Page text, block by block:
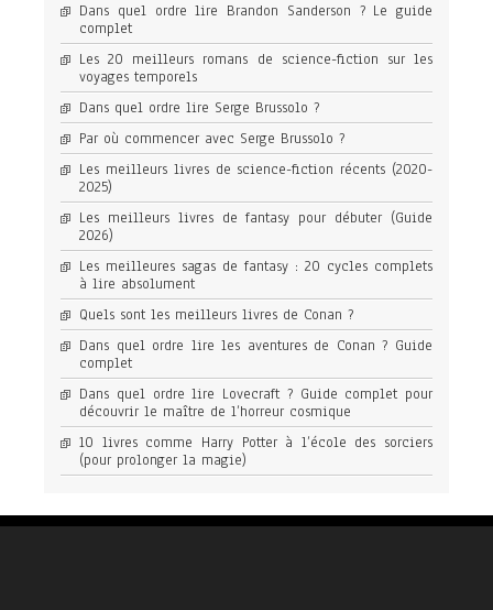
Dans quel ordre lire Brandon Sanderson ? Le guide
complet
Les 20 meilleurs romans de science-fiction sur les
voyages temporels
Dans quel ordre lire Serge Brussolo ?
Par où commencer avec Serge Brussolo ?
Les meilleurs livres de science-fiction récents (2020-
2025)
Les meilleurs livres de fantasy pour débuter (Guide
2026)
Les meilleures sagas de fantasy : 20 cycles complets
à lire absolument
Quels sont les meilleurs livres de Conan ?
Dans quel ordre lire les aventures de Conan ? Guide
complet
Dans quel ordre lire Lovecraft ? Guide complet pour
découvrir le maître de l’horreur cosmique
10 livres comme Harry Potter à l’école des sorciers
(pour prolonger la magie)